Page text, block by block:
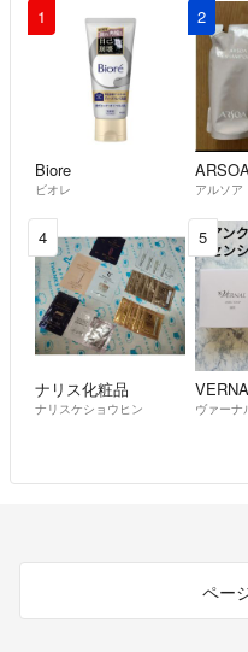
1
Biore
ビオレ
2
アルソア
4
ナリス化粧品
ナリスケショウヒン
5
ヴァーナ
ペー